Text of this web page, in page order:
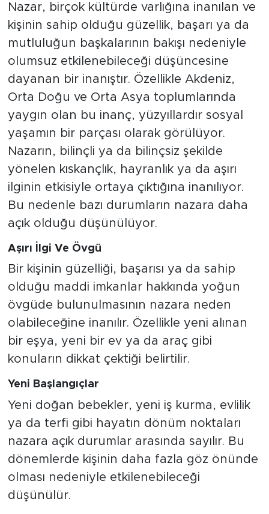
Nazar, birçok kültürde varlığına inanılan ve
kişinin sahip olduğu güzellik, başarı ya da
mutluluğun başkalarının bakışı nedeniyle
olumsuz etkilenebileceği düşüncesine
dayanan bir inanıştır. Özellikle Akdeniz,
Orta Doğu ve Orta Asya toplumlarında
yaygın olan bu inanç, yüzyıllardır sosyal
yaşamın bir parçası olarak görülüyor.
Nazarın, bilinçli ya da bilinçsiz şekilde
yönelen kıskançlık, hayranlık ya da aşırı
ilginin etkisiyle ortaya çıktığına inanılıyor.
Bu nedenle bazı durumların nazara daha
açık olduğu düşünülüyor.
Aşırı İlgi Ve Övgü
Bir kişinin güzelliği, başarısı ya da sahip
olduğu maddi imkanlar hakkında yoğun
övgüde bulunulmasının nazara neden
olabileceğine inanılır. Özellikle yeni alınan
bir eşya, yeni bir ev ya da araç gibi
konuların dikkat çektiği belirtilir.
Yeni Başlangıçlar
Yeni doğan bebekler, yeni iş kurma, evlilik
ya da terfi gibi hayatın dönüm noktaları
nazara açık durumlar arasında sayılır. Bu
dönemlerde kişinin daha fazla göz önünde
olması nedeniyle etkilenebileceği
düşünülür.